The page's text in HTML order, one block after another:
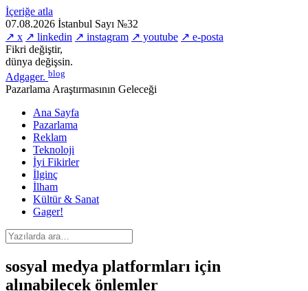
İçeriğe atla
07.08.2026 İstanbul Sayı №32
↗ x ↗ linkedin ↗ instagram ↗ youtube ↗ e-posta
Fikri değiştir,
dünya değişsin.
Adgager. blog
Pazarlama Araştırmasının Geleceği
Ana Sayfa
Pazarlama
Reklam
Teknoloji
İyi Fikirler
İlginç
İlham
Kültür & Sanat
Gager!
sosyal medya platformları için
alınabilecek önlemler